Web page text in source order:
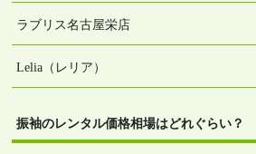
ラブリス名古屋栄店
Lelia（レリア）
振袖のレンタル価格相場はどれぐらい？